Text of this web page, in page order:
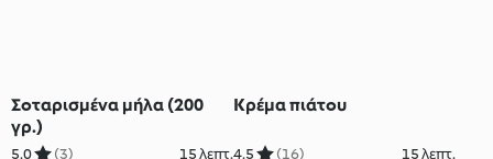
Σοταρισμένα μήλα (200
γρ.)
5.0 (3) 15 λεπτ.
Κρέμα πιάτου
4.5 (16) 15 λεπτ.